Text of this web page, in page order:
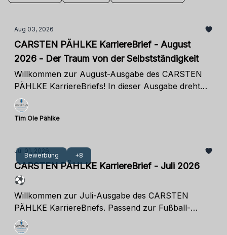
Aug 03, 2026
CARSTEN PÄHLKE KarriereBrief - August
2026 - Der Traum von der Selbstständigkeit
Willkommen zur August-Ausgabe des CARSTEN
PÄHLKE KarriereBriefs! In dieser Ausgabe dreht
sich vieles um die Themen
Unternehmensgründung und Selbstständigkeit. Im
September bieten wir eine Infoveranstaltung für
selbstständig zu machen und mehr über die ersten
Schritte auf dem Weg in die Selbstständigkeit
erfahren möchten. Außerdem findet Ende August
unser "Küchencoaching für Frauen" statt. Die
Veranstaltung richtet sich an Frauen, die sich in
ihrer aktuellen beruflichen Situation nicht mehr
wohlfühlen, sich verändern möchten oder neue
Perspektiven suchen. Darüber hinaus werfen wir
Tim Ole Pählke
Bewerbung +8
Jul 01, 2026
CARSTEN PÄHLKE KarriereBrief - Juli 2026
⚽
Willkommen zur Juli-Ausgabe des CARSTEN
PÄHLKE KarriereBriefs. Passend zur Fußball-
Weltmeisterschaft habe ich mir Gedanken darüber
gemacht, welche Gemeinsamkeiten die